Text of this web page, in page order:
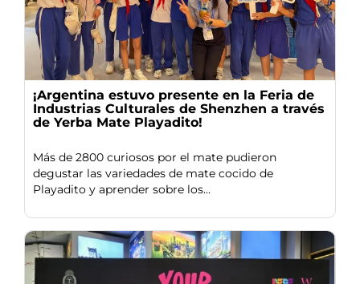
¡Argentina estuvo presente en la Feria de
Industrias Culturales de Shenzhen a través
de Yerba Mate Playadito!
Más de 2800 curiosos por el mate pudieron
degustar las variedades de mate cocido de
Playadito y aprender sobre los...